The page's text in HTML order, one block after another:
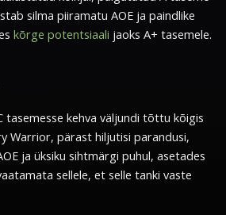
silma piiramatu AOE ja paindlike
kõrge potentsiaali jaoks A+ tasemele.
tasemesse kehva väljundi tõttu kõigis
Warrior, pärast hiljutisi parandusi,
ja üksiku sihtmärgi puhul, asetades
sellele, et selle tanki vaste